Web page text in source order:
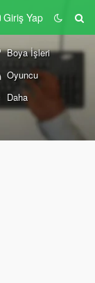
Giriş Yap
Boya İşleri
Oyuncu
Daha